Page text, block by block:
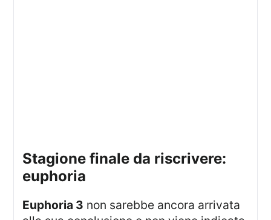
stagione finale da riscrivere:
euphoria
Euphoria 3 non sarebbe ancora arrivata